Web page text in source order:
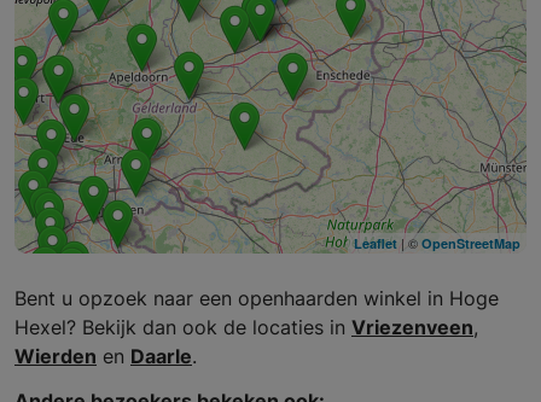
Leaflet | © OpenStreetMap
Bent u opzoek naar een openhaarden winkel in Hoge
Hexel? Bekijk dan ook de locaties in Vriezenveen,
Wierden en Daarle.